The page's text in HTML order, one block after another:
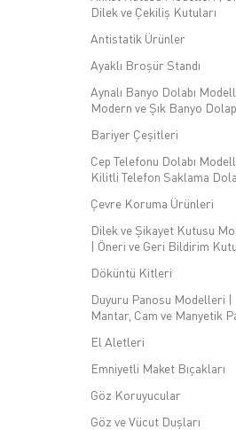
Dilek ve Çekiliş Kutuları
Antistatik Ürünler
Ayaklı Broşür Standı
Aynalı Banyo Dolabı
Modern ve Şık Banyo
Bariyer Çeşitleri
Cep Telefonu Dolabı
Kilitli Telefon Saklama
Çevre Koruma Ürünleri
Dilek ve Şikayet Kutusu
| Öneri ve Geri Bildirim
Döküntü Kitleri
Duyuru Panosu Modelleri |
Mantar, Cam ve Manyetik
El Aletleri
Emniyetli Maket Bıçakları
Göz Koruyucular
Göz ve Vücut Duşları